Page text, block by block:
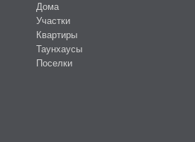
Дома
Участки
Квартиры
Таунхаусы
Поселки